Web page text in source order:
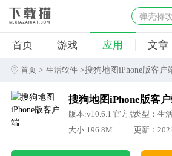
弹壳特
杀手47
地狱幸
首页 游戏 应用 文章
首页 >生活软件 >搜狗地图iPhone版客户
搜狗地图iPhone版客
版本:v10.6.1 官方版类型：生
大小:196.8M
更新：